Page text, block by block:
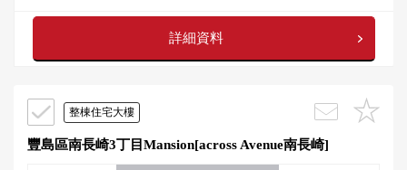
詳細資料
整棟住宅大樓
豐島區南長崎3丁目Mansion[across Avenue南長崎]